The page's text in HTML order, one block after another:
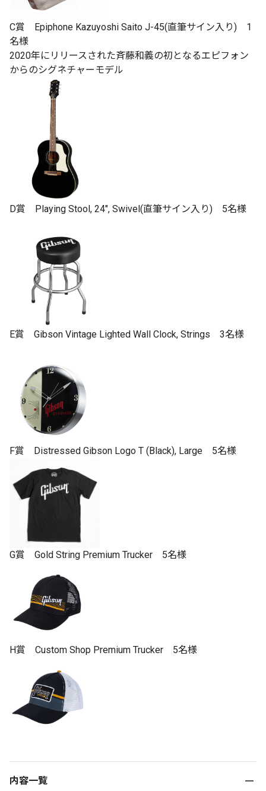
C賞 Epiphone Kazuyoshi Saito J-45(直筆サイン入り) 1
名様
2020年にリリースされた斉藤和義の初となるエピフォン
からのシグネチャーモデル
D賞 Playing Stool, 24", Swivel(直筆サイン入り) 5名様
E賞 Gibson Vintage Lighted Wall Clock, Strings 3名様
F賞 Distressed Gibson Logo T (Black), Large 5名様
G賞 Gold String Premium Trucker 5名様
H賞 Custom Shop Premium Trucker 5名様
内容一覧